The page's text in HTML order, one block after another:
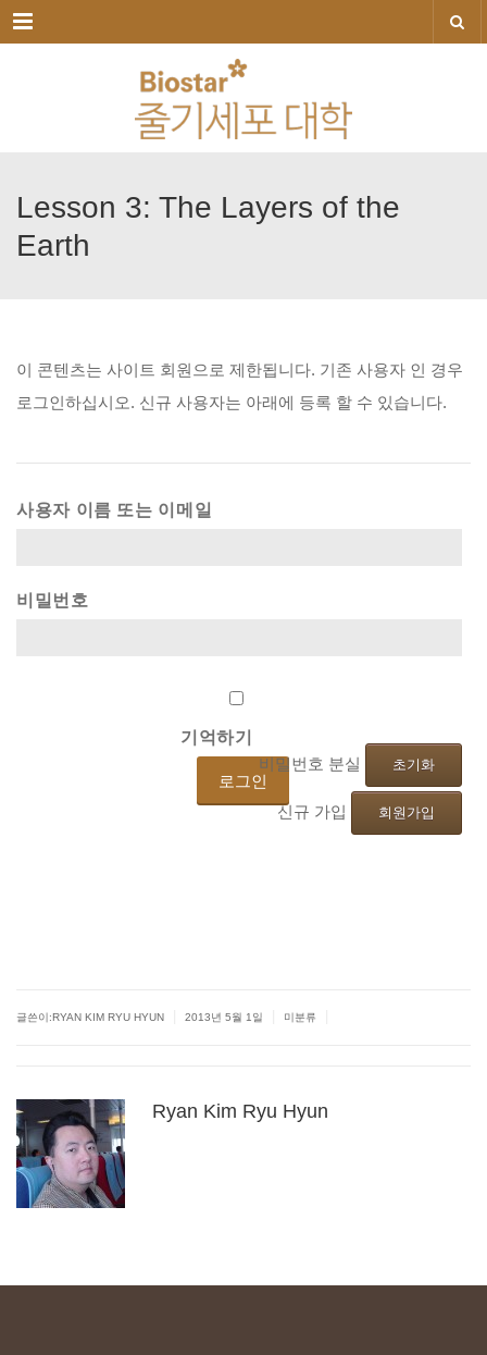
메뉴
Lesson 3: The Layers of the
Earth
이 콘텐츠는 사이트 회원으로 제한됩니다. 기존 사용자 인 경우
로그인하십시오. 신규 사용자는 아래에 등록 할 수 있습니다.
사용자 이름 또는 이메일
비밀번호
기억하기
비밀번호 분실 초기화
신규 가입 회원가입
글쓴이:RYAN KIM RYU HYUN 2013년 5월 1일 미분류
Ryan Kim Ryu Hyun